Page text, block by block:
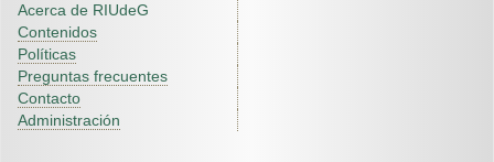
Acerca de RIUdeG
Contenidos
Políticas
Preguntas frecuentes
Contacto
Administración